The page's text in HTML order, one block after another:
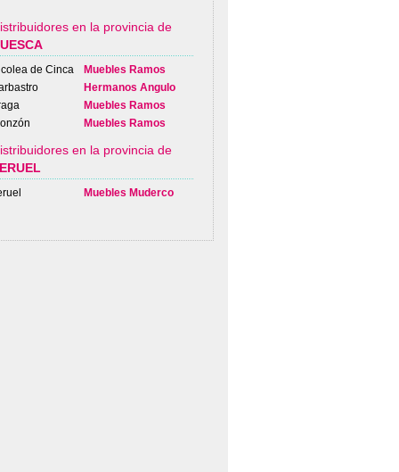
en la provincia de
de Cinca
Muebles Ramos
Hermanos Angulo
Muebles Ramos
Muebles Ramos
en la provincia de
Muebles Muderco